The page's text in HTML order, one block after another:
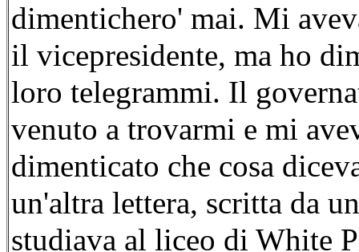
dimentichero' mai. Mi
il vicepresidente, ma ho
loro telegrammi. Il
venuto a trovarmi e mi
dimenticato che cosa
un'altra lettera, scritta da
studiava al liceo di White